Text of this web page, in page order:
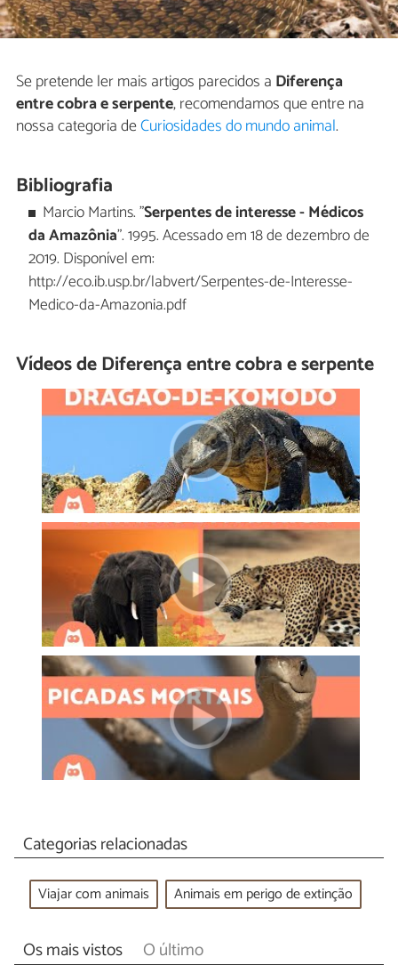
Se pretende ler mais artigos parecidos a Diferença
entre cobra e serpente, recomendamos que entre na
nossa categoria deCuriosidades do mundo animal.
Bibliografia
Marcio Martins. "Serpentes de interesse - Médicos
da Amazônia". 1995. Acessado em 18 de dezembro de
2019. Disponível em:
http://eco.ib.usp.br/labvert/Serpentes-de-Interesse-
Medico-da-Amazonia.pdf
Vídeos de Diferença entre cobra e serpente
Categorias relacionadas
Viajar com animais Animais em perigo de extinção
Os mais vistos O último